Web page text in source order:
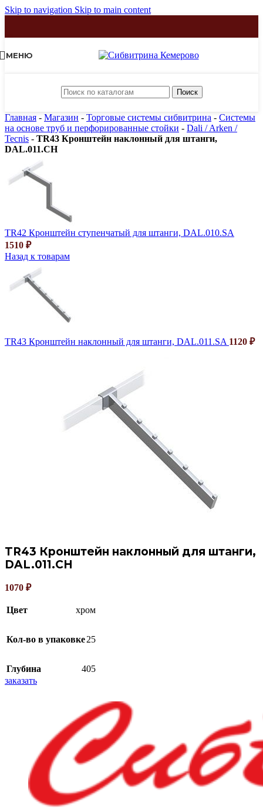
Skip to navigation Skip to main content
МЕНЮ
Поиск
Главная - Магазин - Торговые системы сибвитрина - Системы
на основе труб и перфорированные стойки - Dali / Arken /
Tecnis - TR43 Кронштейн наклонный для штанги,
DAL.011.CH
TR42 Кронштейн ступенчатый для штанги, DAL.010.SA
1510 ₽
Назад к товарам
TR43 Кронштейн наклонный для штанги, DAL.011.SA 1120 ₽
TR43 Кронштейн наклонный для штанги,
DAL.011.CH
1070 ₽
Цвет хром
Кол-во в упаковке25
Глубина
405
заказать